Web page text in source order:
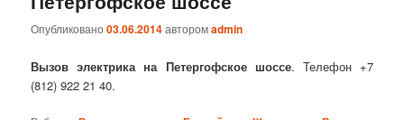
Опубликовано03.06.2014авторомadmin
Вызов электрика на Петергофское шоссе. Телефон +7
(812) 922 21 40.